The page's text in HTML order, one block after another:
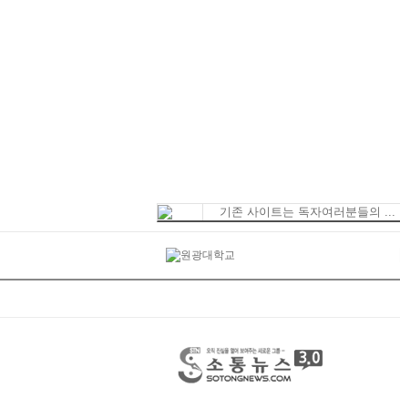
기존 사이트는 독자여러분들의 ...